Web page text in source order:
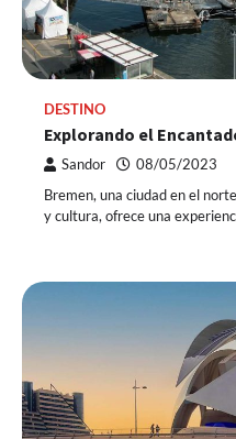
DESTINO
Explorando el
Sandor 08/05/2023
Bremen, una ciudad en el
y cultura, ofrece una